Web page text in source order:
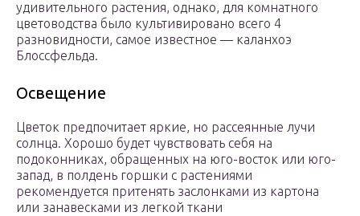
удивительного растения, однако, для комнатного
цветоводства было культивировано всего 4
разновидности, самое известное — каланхоэ
Блоссфельда.
Освещение
Цветок предпочитает яркие, но рассеянные лучи
солнца. Хорошо будет чувствовать себя на
подоконниках, обращенных на юго-восток или юго-
запад, в полдень горшки с растениями
рекомендуется притенять заслонками из картона
или занавесками из легкой ткани